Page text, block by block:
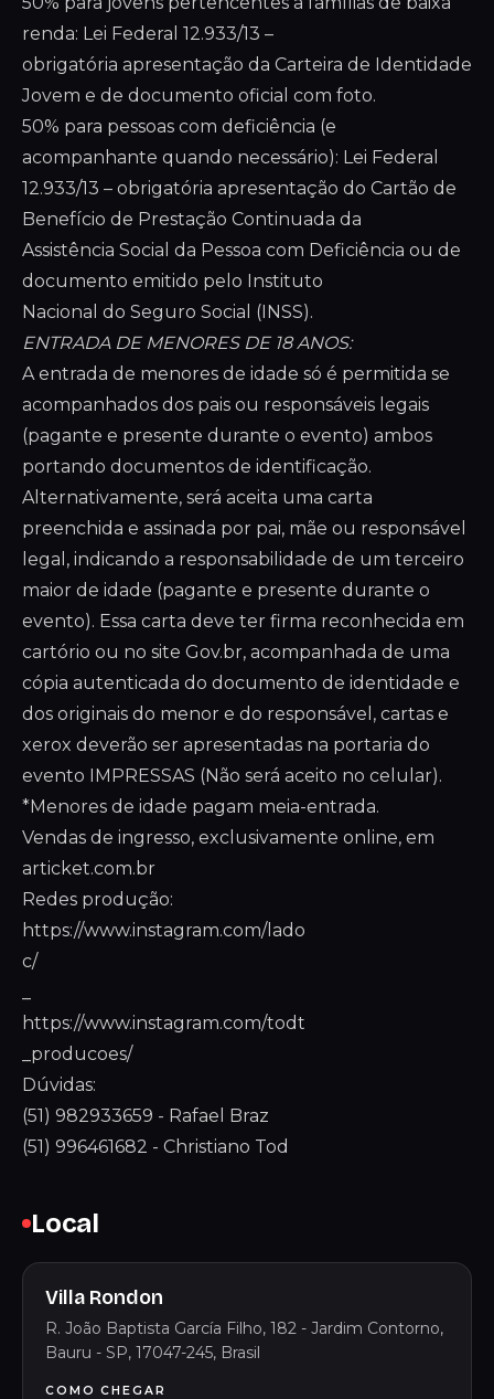
renda: Lei Federal 12.933/13 –
obrigatória apresentação da Carteira de Identidade
Jovem e de documento oficial com foto.
50% para pessoas com deficiência (e
acompanhante quando necessário): Lei Federal
12.933/13 – obrigatória apresentação do Cartão de
Benefício de Prestação Continuada da
Assistência Social da Pessoa com Deficiência ou de
documento emitido pelo Instituto
Nacional do Seguro Social (INSS).
ENTRADA DE MENORES DE 18 ANOS:
A entrada de menores de idade só é permitida se
acompanhados dos pais ou responsáveis legais
(pagante e presente durante o evento) ambos
portando documentos de identificação.
Alternativamente, será aceita uma carta
preenchida e assinada por pai, mãe ou responsável
legal, indicando a responsabilidade de um terceiro
maior de idade (pagante e presente durante o
evento). Essa carta deve ter firma reconhecida em
cartório ou no site Gov.br, acompanhada de uma
cópia autenticada do documento de identidade e
dos originais do menor e do responsável, cartas e
xerox deverão ser apresentadas na portaria do
evento IMPRESSAS (Não será aceito no celular).
*Menores de idade pagam meia-entrada.
Vendas de ingresso, exclusivamente online, em
articket.com.br
Redes produção:
https://www.instagram.com/lado
c/
https://www.instagram.com/todt
_producoes/
Dúvidas:
(51) 982933659 - Rafael Braz
(51) 996461682 - Christiano Tod
Local
Villa Rondon
R. João Baptista García Filho, 182 - Jardim Contorno,
Bauru - SP, 17047-245, Brasil
COMO CHEGAR